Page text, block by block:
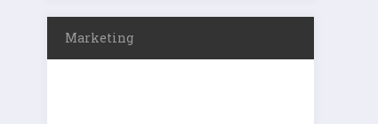
Marketing